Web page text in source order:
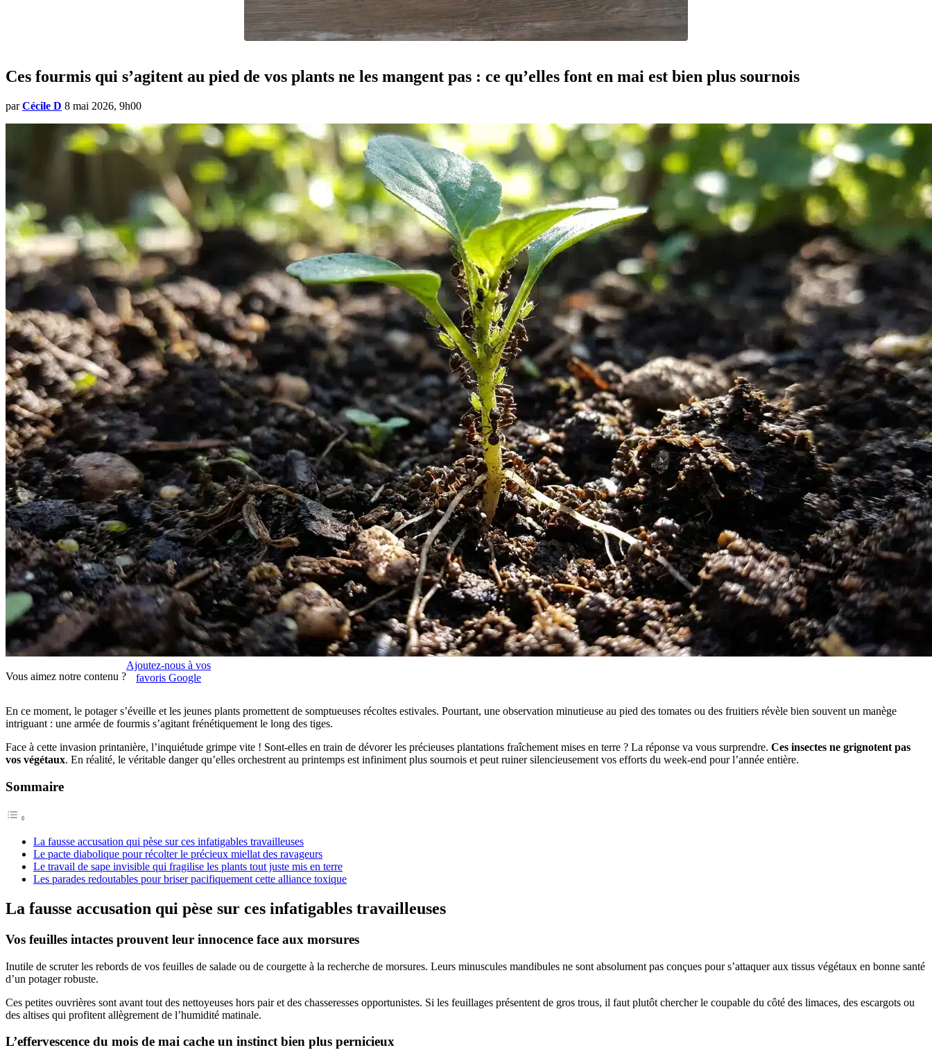
Ces fourmis qui s’agitent au pied de vos plants ne les mangent pas : ce qu’elles font en mai est bien plus sournois
par Cécile D 8 mai 2026, 9h00
Vous aimez notre contenu ?
Ajoutez-nous à vos
favoris Google
En ce moment, le potager s’éveille et les jeunes plants promettent de somptueuses récoltes estivales. Pourtant, une observation minutieuse au pied des tomates ou des fruitiers révèle bien souvent un manège
intriguant : une armée de fourmis s’agitant frénétiquement le long des tiges.
Face à cette invasion printanière, l’inquiétude grimpe vite ! Sont-elles en train de dévorer les précieuses plantations fraîchement mises en terre ? La réponse va vous surprendre. Ces insectes ne grignotent pas
vos végétaux. En réalité, le véritable danger qu’elles orchestrent au printemps est infiniment plus sournois et peut ruiner silencieusement vos efforts du week-end pour l’année entière.
Sommaire
La fausse accusation qui pèse sur ces infatigables travailleuses
Le pacte diabolique pour récolter le précieux miellat des ravageurs
Le travail de sape invisible qui fragilise les plants tout juste mis en terre
Les parades redoutables pour briser pacifiquement cette alliance toxique
La fausse accusation qui pèse sur ces infatigables travailleuses
Vos feuilles intactes prouvent leur innocence face aux morsures
Inutile de scruter les rebords de vos feuilles de salade ou de courgette à la recherche de morsures. Leurs minuscules mandibules ne sont absolument pas conçues pour s’attaquer aux tissus végétaux en bonne santé
d’un potager robuste.
Ces petites ouvrières sont avant tout des nettoyeuses hors pair et des chasseresses opportunistes. Si les feuillages présentent de gros trous, il faut plutôt chercher le coupable du côté des limaces, des escargots ou
des altises qui profitent allègrement de l’humidité matinale.
L’effervescence du mois de mai cache un instinct bien plus pernicieux